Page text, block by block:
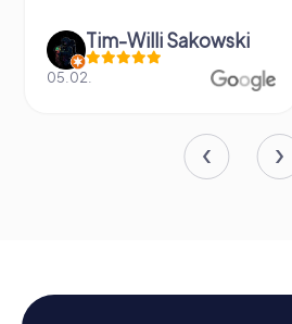
Tim-Willi Sakowski
05.02.